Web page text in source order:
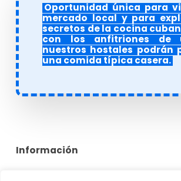
Oportunidad única para
mercado local y para
secretos de la cocina
con los anfitriones de
nuestros hostales podrán
una comida típica casera.
Información